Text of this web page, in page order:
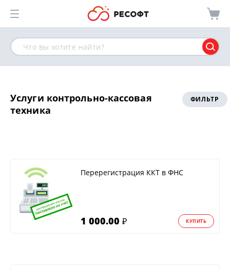
Услуги контрольно-кассовая
техника
ФИЛЬТР
Перерегистрация ККТ в ФНС
1 000.00 ₽ КУПИТЬ